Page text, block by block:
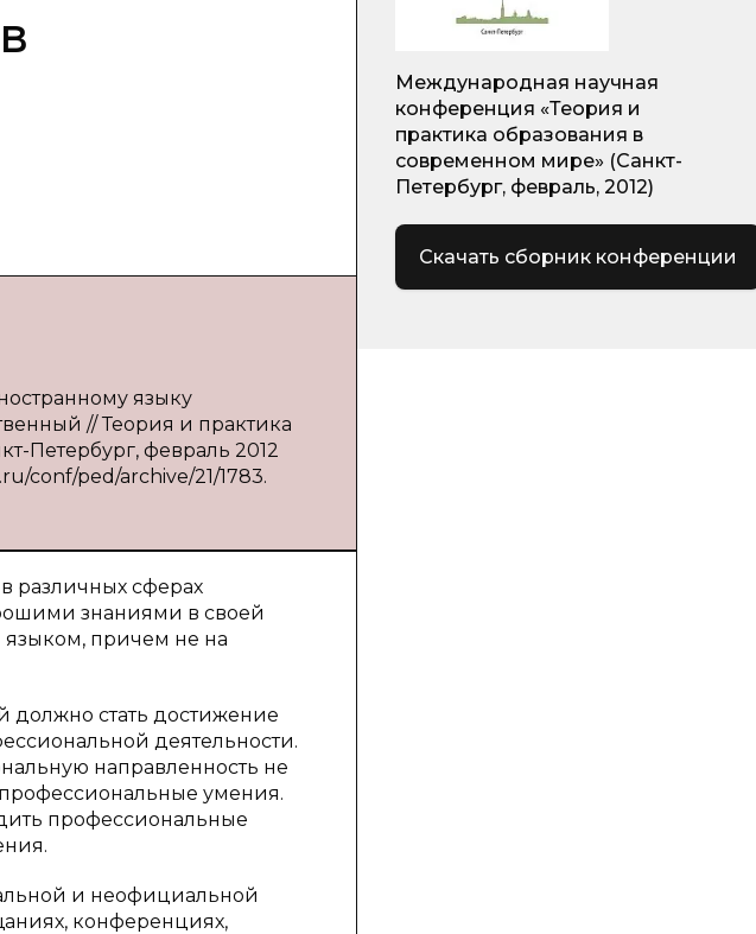
языку
// Теория и практика
Петербург, февраль 2012
conf/ped/archive/21/1783.
различных сферах
знаниями в своей
языком, причем не на
должно стать достижение
деятельности.
направленность не
умения.
профессиональные
и неофициальной
конференциях,
Международная научная
конференция «Теория и
практика образования в
современном мире» (Санкт-
Петербург, февраль, 2012)
Скачать сборник конференции